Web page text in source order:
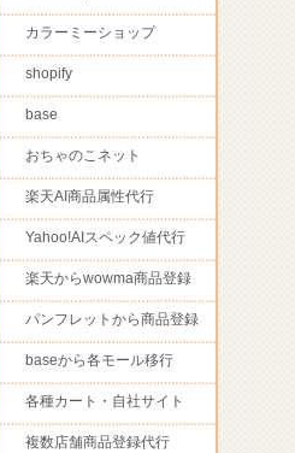
カラーミーショップ
shopify
base
おちゃのこネット
楽天AI商品属性代行
Yahoo!AIスペック値代行
楽天からwowma商品登録
パンフレットから商品登録
baseから各モール移行
各種カート・自社サイト
複数店舗商品登録代行